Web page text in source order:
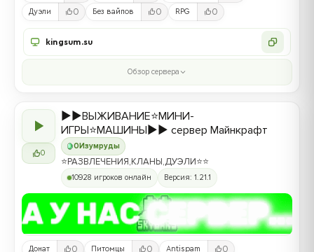
Дуэли 0 Без вайпов 0 RPG 0
kingsum.su
Обзор сервера
▶
0
0 Изумруды
▶️▶️ВЫЖИВАНИЕ⭐МИНИ-
ИГРЫ⭐МАШИНЫ▶️▶️ сервер Майнкрафт
⭐РАЗВЛЕЧЕНИЯ,КЛАНЫ,ДУЭЛИ⭐⭐
10928 игроков онлайн Версия: 1.21.1
Донат 0 Питомцы 0 Antispam 0